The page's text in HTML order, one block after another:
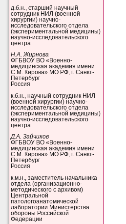
д.б.н., старший научный
сотрудник НИЛ (военной
хирургии) научно-
исследовательского отдела
(экспериментальной медицины)
научно-исследовательского
центра
Н.А. Жирнова
ФГБВОУ ВО «Военно-
медицинская академия имени
С.М. Кирова» МО РФ, г. Санкт-
Петербург
Россия
к.б.н., научный сотрудник НИЛ
(военной хирургии) научно-
исследовательского отдела
(экспериментальной медицины)
научно-исследовательского
центра
Д.А. Зайчиков
ФГБВОУ ВО «Военно-
медицинская академия имени
С.М. Кирова» МО РФ, г. Санкт-
Петербург
Россия
к.м.н., заместитель начальника
отдела (организационно-
методического с архивом)
Центральной
патологоанатомической
лаборатории Министерства
обороны Российской
Федерации